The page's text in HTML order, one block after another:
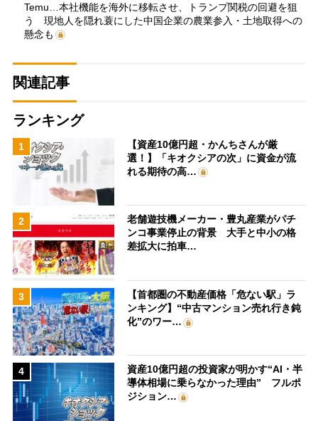
Temu…本社機能を海外に移転させ、トランプ関税の回避を狙
う 現地人を隠れ蓑にした中国企業の農業参入・土地取得への
懸念も
関連記事
ランキング
1
【資産10億円超・かんちさんが厳
選！】「キオクシアの次」に資金が流
れる期待の高…
2
老舗遊技機メーカー・豊丸産業がパチ
ンコ事業停止の背景 大手と中小の格
差拡大に拍車…
3
【首都圏の不動産価格「危ない駅」ラ
ンキング】“中古マンション売れ行き鈍
化”のワー…
4
資産10億円超の投資家が明かす“AI・半
導体相場に乗らなかった理由” フルポ
ジション…